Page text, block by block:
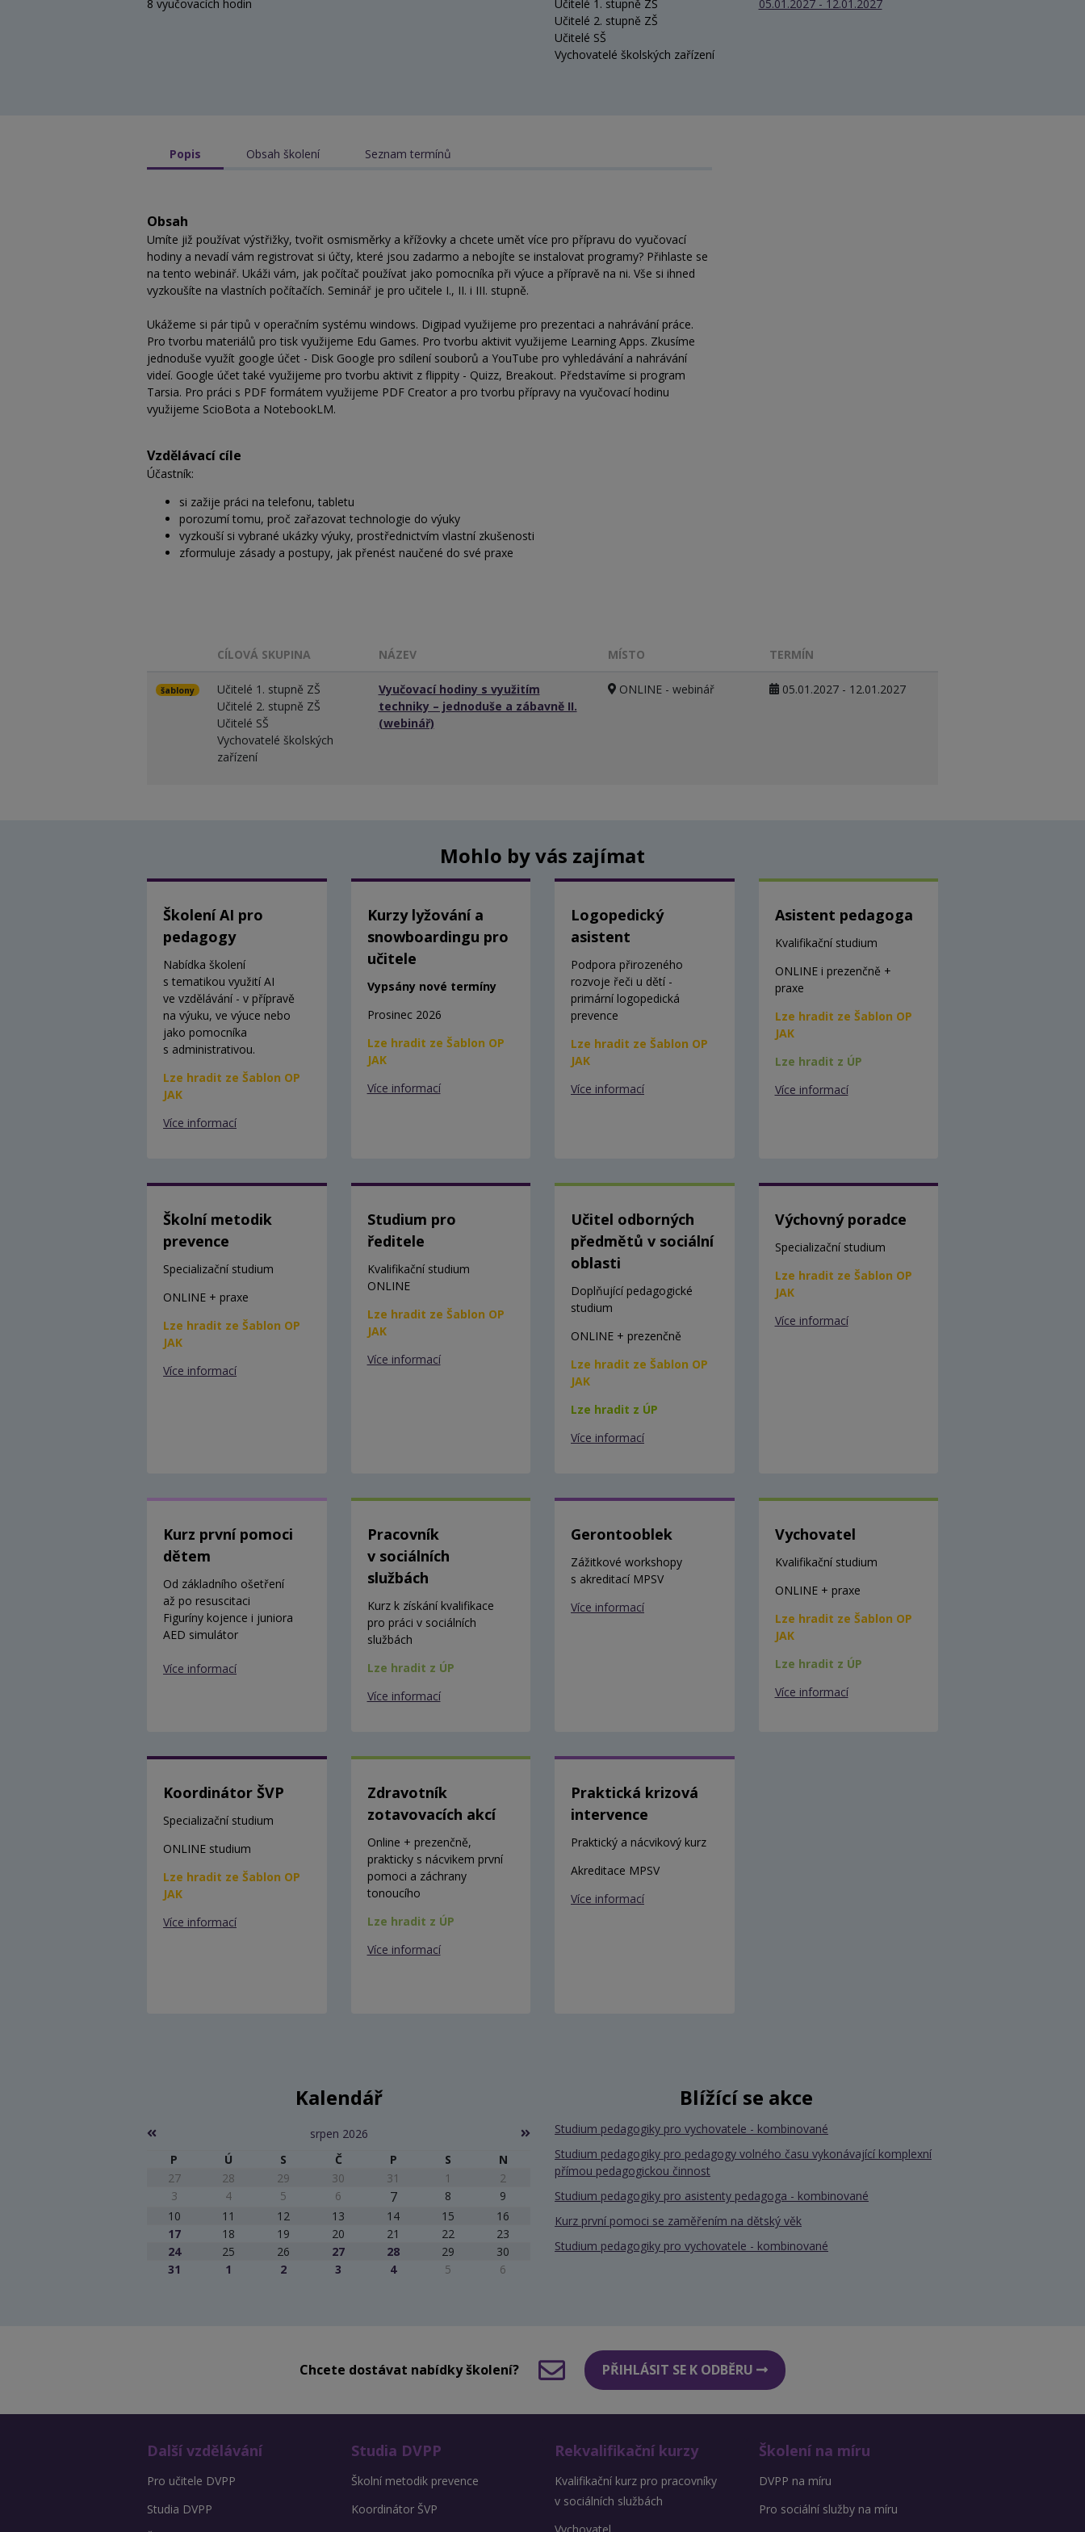
8 vyučovacích hodin
Učitelé 1. stupně ZŠ
Učitelé 2. stupně ZŠ
Učitelé SŠ
Vychovatelé školských zařízení
05.01.2027 - 12.01.2027
Popis Obsah školení Seznam termínů
Obsah
Umíte již používat výstřižky, tvořit osmisměrky a křížovky a chcete umět více pro přípravu do vyučovací
hodiny a nevadí vám registrovat si účty, které jsou zadarmo a nebojíte se instalovat programy? Přihlaste se
na tento webinář. Ukáži vám, jak počítač používat jako pomocníka při výuce a přípravě na ni. Vše si ihned
vyzkoušíte na vlastních počítačích. Seminář je pro učitele I., II. i III. stupně.
Ukážeme si pár tipů v operačním systému windows. Digipad využijeme pro prezentaci a nahrávání práce.
Pro tvorbu materiálů pro tisk využijeme Edu Games. Pro tvorbu aktivit využijeme Learning Apps. Zkusíme
jednoduše využít google účet - Disk Google pro sdílení souborů a YouTube pro vyhledávání a nahrávání
videí. Google účet také využijeme pro tvorbu aktivit z flippity - Quizz, Breakout. Představíme si program
Tarsia. Pro práci s PDF formátem využijeme PDF Creator a pro tvorbu přípravy na vyučovací hodinu
využijeme ScioBota a NotebookLM.
Vzdělávací cíle
Účastník:
si zažije práci na telefonu, tabletu
porozumí tomu, proč zařazovat technologie do výuky
vyzkouší si vybrané ukázky výuky, prostřednictvím vlastní zkušenosti
zformuluje zásady a postupy, jak přenést naučené do své praxe
CÍLOVÁ SKUPINA NÁZEV MÍSTO TERMÍN
šablony
Učitelé 1. stupně ZŠ
Učitelé 2. stupně ZŠ
Učitelé SŠ
Vychovatelé školských
zařízení
Vyučovací hodiny s využitím
techniky – jednoduše a zábavně II.
(webinář)
ONLINE - webinář 05.01.2027 - 12.01.2027
Mohlo by vás zajímat
Školení AI pro
pedagogy
Nabídka školení
s tematikou využití AI
ve vzdělávání - v přípravě
na výuku, ve výuce nebo
jako pomocníka
s administrativou.
Lze hradit ze Šablon OP
JAK
Více informací
Kurzy lyžování a
snowboardingu pro
učitele
Vypsány nové termíny
Prosinec 2026
Lze hradit ze Šablon OP
JAK
Více informací
Logopedický
asistent
Podpora přirozeného
rozvoje řeči u dětí -
primární logopedická
prevence
Lze hradit ze Šablon OP
JAK
Více informací
Asistent pedagoga
Kvalifikační studium
ONLINE i prezenčně +
praxe
Lze hradit ze Šablon OP
JAK
Lze hradit z ÚP
Více informací
Školní metodik
prevence
Specializační studium
ONLINE + praxe
Lze hradit ze Šablon OP
JAK
Více informací
Studium pro
ředitele
Kvalifikační studium
ONLINE
Lze hradit ze Šablon OP
JAK
Více informací
Učitel odborných
předmětů v sociální
oblasti
Doplňující pedagogické
studium
ONLINE + prezenčně
Lze hradit ze Šablon OP
JAK
Lze hradit z ÚP
Více informací
Výchovný poradce
Specializační studium
Lze hradit ze Šablon OP
JAK
Více informací
Kurz první pomoci
dětem
Od základního ošetření
až po resuscitaci
Figuríny kojence i juniora
AED simulátor
Více informací
Pracovník
v sociálních
službách
Kurz k získání kvalifikace
pro práci v sociálních
službách
Lze hradit z ÚP
Více informací
Gerontooblek
Zážitkové workshopy
s akreditací MPSV
Více informací
Vychovatel
Kvalifikační studium
ONLINE + praxe
Lze hradit ze Šablon OP
JAK
Lze hradit z ÚP
Více informací
Koordinátor ŠVP
Specializační studium
ONLINE studium
Lze hradit ze Šablon OP
JAK
Více informací
Zdravotník
zotavovacích akcí
Online + prezenčně,
prakticky s nácvikem první
pomoci a záchrany
tonoucího
Lze hradit z ÚP
Více informací
Praktická krizová
intervence
Praktický a nácvikový kurz
Akreditace MPSV
Více informací
Kalendář
srpen 2026
P
Ú S Č P S
N
27
28 29 30 31 1
2
3
4 5 6 7 8
9
10
11 12 13 14 15
16
17
18 19 20 21 22
23
24
25 26 27 28 29
30
31
1 2 3 4 5 6
Blížící se akce
Studium pedagogiky pro vychovatele - kombinované
Studium pedagogiky pro pedagogy volného času vykonávající komplexní
přímou pedagogickou činnost
Studium pedagogiky pro asistenty pedagoga - kombinované
Kurz první pomoci se zaměřením na dětský věk
Studium pedagogiky pro vychovatele - kombinované
Chcete dostávat nabídky školení? PŘIHLÁSIT SE K ODBĚRU
Další vzdělávání
Pro učitele DVPP
Studia DVPP
Studia DVPP
Školní metodik prevence
Koordinátor ŠVP
Rekvalifikační kurzy
Kvalifikační kurz pro pracovníky
v sociálních službách
Vychovatel
Školení na míru
DVPP na míru
Pro sociální služby na míru